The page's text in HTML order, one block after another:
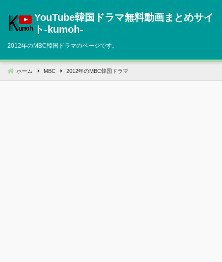
へ
動
YouTube韓国ドラマ無料動画まとめサイ
ト‐kumoh‐
2012年のMBC韓国ドラマのページです。
ホーム MBC 2012年のMBC韓国ドラマ